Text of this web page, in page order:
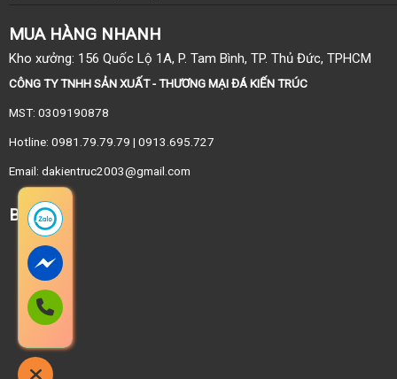
MUA HÀNG NHANH
Kho xưởng: 156 Quốc Lộ 1A, P. Tam Bình, TP. Thủ Đức, TPHCM
CÔNG TY TNHH SẢN XUẤT - THƯƠNG MẠI ĐÁ KIẾN TRÚC
MST: 0309190878
Hotline: 0981.79.79.79 | 0913.695.727
Email: dakientruc2003@gmail.com
BẢN ĐỒ